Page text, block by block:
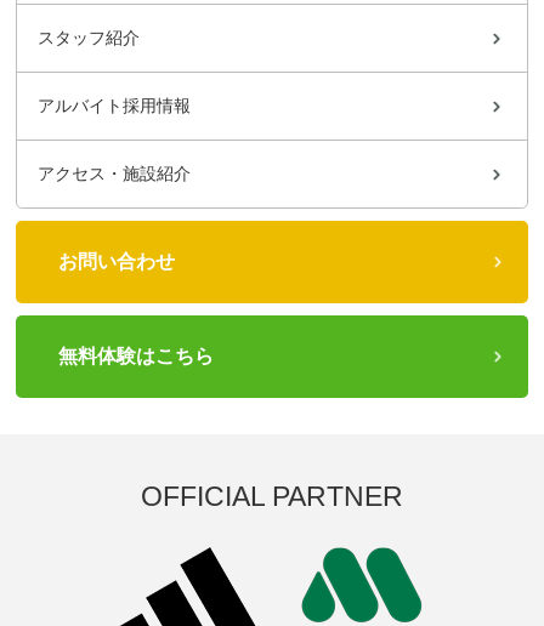
スタッフ紹介
アルバイト採用情報
アクセス・施設紹介
お問い合わせ
無料体験はこちら
OFFICIAL PARTNER